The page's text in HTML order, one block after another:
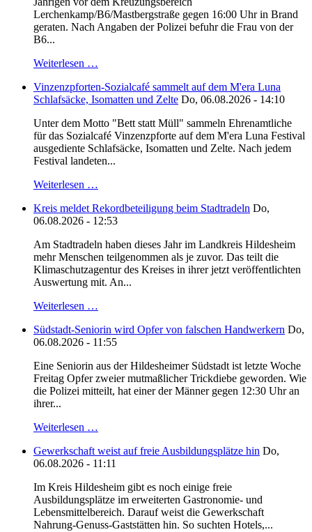
Lerchenkamp/B6/Mastbergstraße gegen 16:00 Uhr in Brand
geraten. Nach Angaben der Polizei befuhr die Frau von der
B6...
Weiterlesen …
Vinzenzpforten-Sozialcafé sammelt auf dem M'era Luna
Schlafsäcke, Isomatten und Zelte Do, 06.08.2026 - 14:10
Unter dem Motto "Bett statt Müll" sammeln Ehrenamtliche
für das Sozialcafé Vinzenzpforte auf dem M'era Luna Festival
ausgediente Schlafsäcke, Isomatten und Zelte. Nach jedem
Festival landeten...
Weiterlesen …
Kreis meldet Rekordbeteiligung beim Stadtradeln Do,
06.08.2026 - 12:53
Am Stadtradeln haben dieses Jahr im Landkreis Hildesheim
mehr Menschen teilgenommen als je zuvor. Das teilt die
Klimaschutzagentur des Kreises in ihrer jetzt veröffentlichten
Auswertung mit. An...
Weiterlesen …
Südstadt-Seniorin wird Opfer von falschen Handwerkern Do,
06.08.2026 - 11:55
Eine Seniorin aus der Hildesheimer Südstadt ist letzte Woche
Freitag Opfer zweier mutmaßlicher Trickdiebe geworden. Wie
die Polizei mitteilt, hat einer der Männer gegen 12:30 Uhr an
ihrer...
Weiterlesen …
Gewerkschaft weist auf freie Ausbildungsplätze hin Do,
06.08.2026 - 11:11
Im Kreis Hildesheim gibt es noch einige freie
Ausbildungsplätze im erweiterten Gastronomie- und
Lebensmittelbereich. Darauf weist die Gewerkschaft
Nahrung-Genuss-Gaststätten hin. So suchten Hotels,...